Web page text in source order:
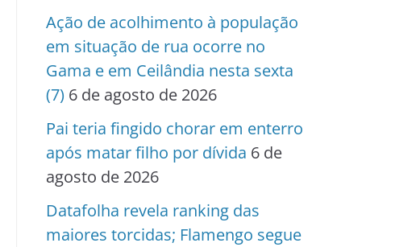
Ação de acolhimento à população
em situação de rua ocorre no
Gama e em Ceilândia nesta sexta
(7) 6 de agosto de 2026
Pai teria fingido chorar em enterro
após matar filho por dívida 6 de
agosto de 2026
Datafolha revela ranking das
maiores torcidas; Flamengo segue